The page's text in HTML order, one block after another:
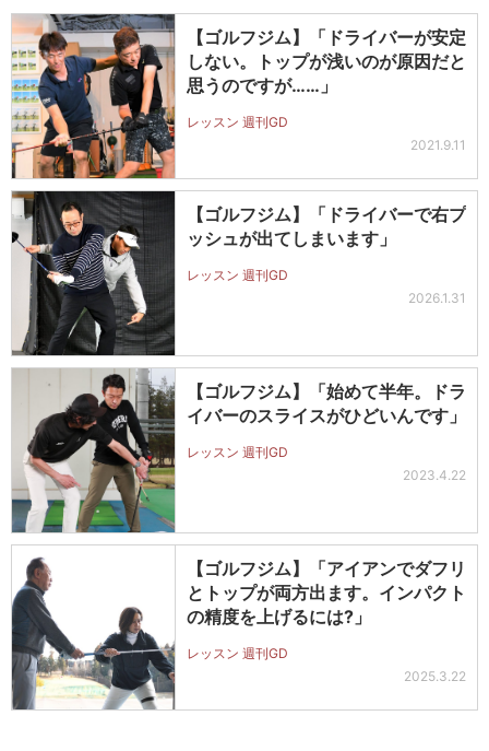
【ゴルフジム】「ドライバーが安定
しない。トップが浅いのが原因だと
思うのですが……」
レッスン 週刊GD
2021.9.11
【ゴルフジム】「ドライバーで右プ
ッシュが出てしまいます」
レッスン 週刊GD
2026.1.31
【ゴルフジム】「始めて半年。ドラ
イバーのスライスがひどいんです」
レッスン 週刊GD
2023.4.22
【ゴルフジム】「アイアンでダフリ
とトップが両方出ます。インパクト
の精度を上げるには?」
レッスン 週刊GD
2025.3.22